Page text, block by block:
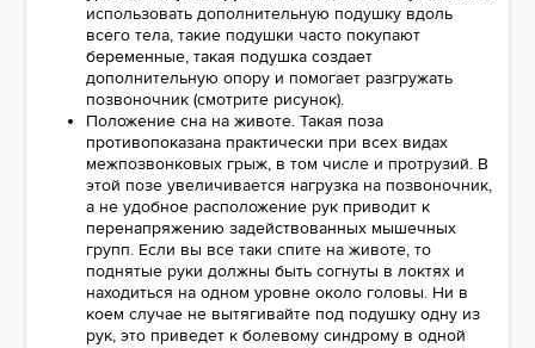
использовать дополнительную подушку вдоль
всего тела, такие подушки часто покупают
беременные, такая подушка создает
дополнительную опору и помогает разгружать
позвоночник (смотрите рисунок).
Положение сна на животе. Такая поза
противопоказана практически при всех видах
межпозвонковых грыж, в том числе и протрузий. В
этой позе увеличивается нагрузка на позвоночник,
а не удобное расположение рук приводит к
перенапряжению задействованных мышечных
групп. Если вы все таки спите на животе, то
поднятые руки должны быть согнуты в локтях и
находиться на одном уровне около головы. Ни в
коем случае не вытягивайте под подушку одну из
рук, это приведет к болевому синдрому в одной